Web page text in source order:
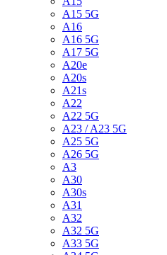
A15 5G
A16
A16 5G
A17 5G
A20e
A20s
A21s
A22
A22 5G
A23 / A23 5G
A25 5G
A26 5G
A3
A30
A30s
A31
A32
A32 5G
A33 5G